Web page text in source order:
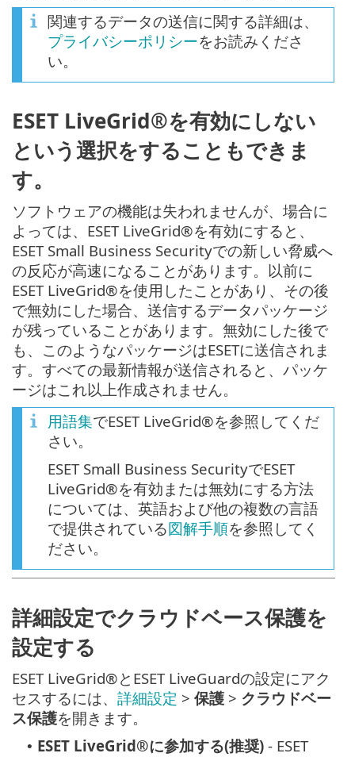
関連するデータの送信に関する詳細は、
プライバシーポリシーをお読みくださ
い。
ESET LiveGrid®を有効にしない
という選択をすることもできま
す。
ソフトウェアの機能は失われませんが、場合に
よっては、ESET LiveGrid®を有効にすると、
ESET Small Business Securityでの新しい脅威へ
の反応が高速になることがあります。以前に
ESET LiveGrid®を使用したことがあり、その後
で無効にした場合、送信するデータパッケージ
が残っていることがあります。無効にした後で
も、このようなパッケージはESETに送信されま
す。すべての最新情報が送信されると、パッケ
ージはこれ以上作成されません。
用語集でESET LiveGrid®を参照してくだ
さい。
ESET Small Business SecurityでESET
LiveGrid®を有効または無効にする方法
については、英語および他の複数の言語
で提供されている図解手順を参照してく
ださい。
詳細設定でクラウドベース保護を
設定する
ESET LiveGrid®とESET LiveGuardの設定にアク
セスするには、 詳細設定 > 保護 > クラウドベー
ス保護を開きます。
• ESET LiveGrid®に参加する(推奨) - ESET